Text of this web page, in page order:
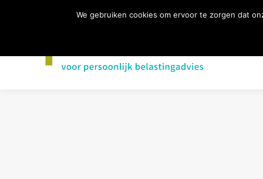
We gebruiken cookies om ervoor te zorgen dat